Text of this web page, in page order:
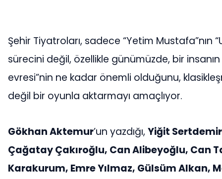
Şehir Tiyatroları, sadece “Yetim Mustafa”nın
sürecini değil, özellikle günümüzde, bir
evresi”nin ne kadar önemli olduğunu,
değil bir oyunla aktarmayı amaçlıyor.
Gökhan Aktemur’un yazdığı, Yiğit Sertdemir
Çağatay Çakıroğlu, Can Alibeyoğlu, Can
Karakurum, Emre Yılmaz, Gülsüm Alkan,